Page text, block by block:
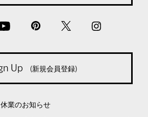
Up (新規会員登録)
業のお知らせ